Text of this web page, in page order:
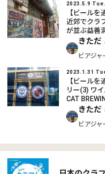
2023.5.9 Tue.
【ビール
近郊でクラ
が並ぶ益善
きただ
ビアジ
2023.1.31
【ビール
リー(3) ワ
CAT
きただ
ビアジ